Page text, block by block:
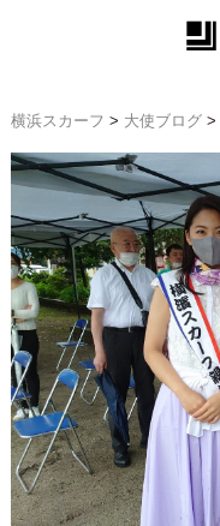
横浜スカーフ > 大使ブログ>